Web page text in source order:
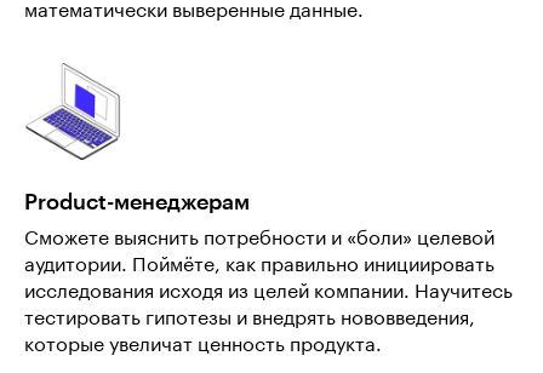
математически выверенные данные.
Product-менеджерам
Сможете выяснить потребности и «боли» целевой
аудитории. Поймёте, как правильно инициировать
исследования исходя из целей компании. Научитесь
тестировать гипотезы и внедрять нововведения,
которые увеличат ценность продукта.